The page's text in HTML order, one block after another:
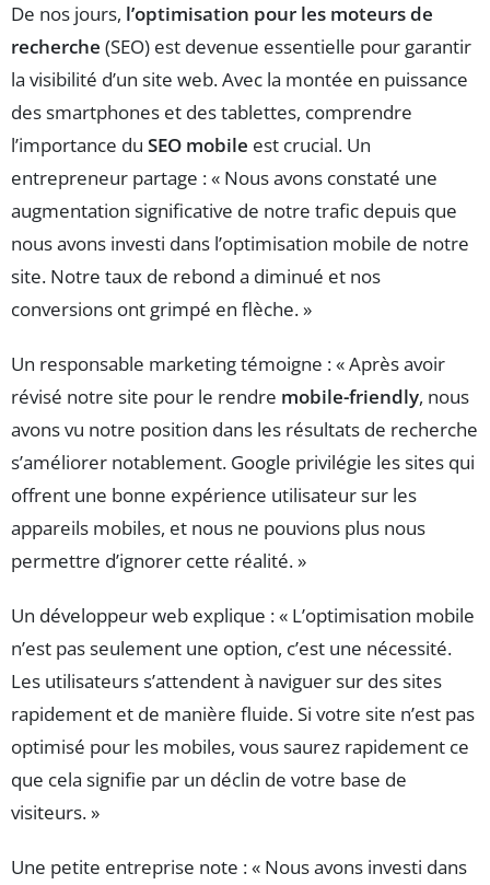
De nos jours, l’optimisation pour les moteurs de
recherche (SEO) est devenue essentielle pour garantir
la visibilité d’un site web. Avec la montée en puissance
des smartphones et des tablettes, comprendre
l’importance du SEO mobile est crucial. Un
entrepreneur partage : « Nous avons constaté une
augmentation significative de notre trafic depuis que
nous avons investi dans l’optimisation mobile de notre
site. Notre taux de rebond a diminué et nos
conversions ont grimpé en flèche. »
Un responsable marketing témoigne : « Après avoir
révisé notre site pour le rendre mobile-friendly, nous
avons vu notre position dans les résultats de recherche
s’améliorer notablement. Google privilégie les sites qui
offrent une bonne expérience utilisateur sur les
appareils mobiles, et nous ne pouvions plus nous
permettre d’ignorer cette réalité. »
Un développeur web explique : « L’optimisation mobile
n’est pas seulement une option, c’est une nécessité.
Les utilisateurs s’attendent à naviguer sur des sites
rapidement et de manière fluide. Si votre site n’est pas
optimisé pour les mobiles, vous saurez rapidement ce
que cela signifie par un déclin de votre base de
visiteurs. »
Une petite entreprise note : « Nous avons investi dans